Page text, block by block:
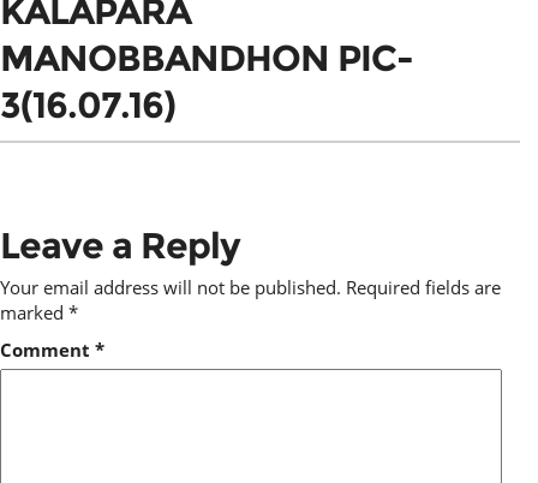
KALAPARA
MANOBBANDHON PIC-
3(16.07.16)
Leave a Reply
Your email address will not be published. Required fields are
marked *
Comment *